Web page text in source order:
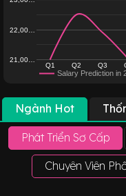
Salary Prediction in
Q1 Q2 Q3
21,00…
22,00…
Ngành Hot
Phát Triển Sơ Cấp
Chuyên Viên